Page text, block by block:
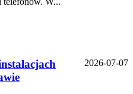
2026-07-07